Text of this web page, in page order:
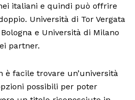
italiani e quindi può offrire
Università di Tor Vergata
e Università di Milano
partner.
è facile trovare un’università
possibili per poter